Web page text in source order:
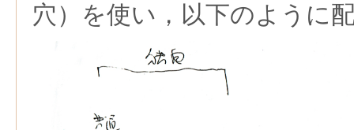
穴）を使い，以下のように